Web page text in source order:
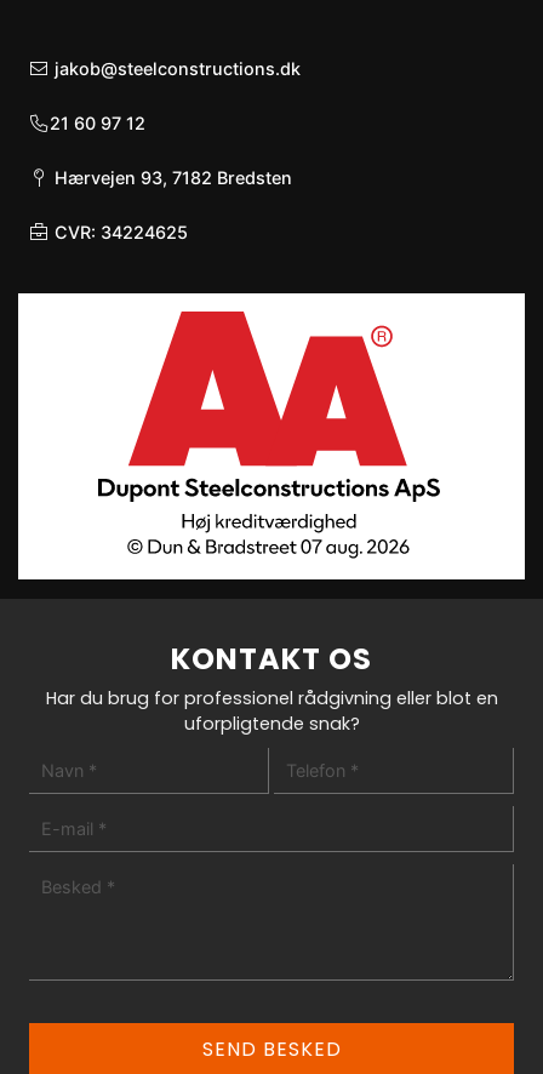
jakob@steelconstructions.dk
21 60 97 12
Hærvejen 93, 7182 Bredsten
CVR: 34224625
KONTAKT OS
Har du brug for professionel rådgivning eller blot en
uforpligtende snak?